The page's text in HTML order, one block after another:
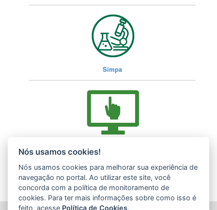
Simpa
Nós usamos cookies!
Nós usamos cookies para melhorar sua experiência de
navegação no portal. Ao utilizar este site, você
concorda com a política de monitoramento de
cookies. Para ter mais informações sobre como isso é
feito, acesse Política de Cookies.